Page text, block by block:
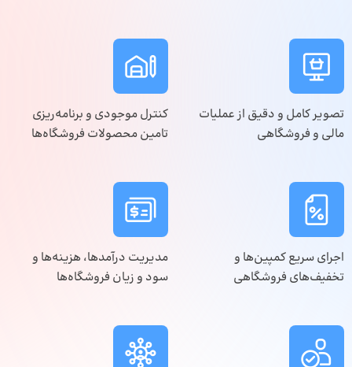
تصویر کامل و دقیق از عملیات
مالی و فروشگاهی
کنترل موجودی و برنامه‌ریزی
تامین محصولات فروشگاه‌ها
اجرای سریع کمپین‌ها و
تخفیف‌های فروشگاهی
مدیریت درآمدها، هزینه‌ها و
سود و زیان فروشگاه‌ها